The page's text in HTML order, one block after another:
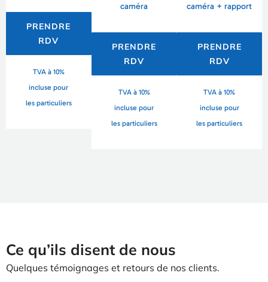
PRENDRE
RDV
TVA à 10%
incluse pour
les particuliers
caméra
PRENDRE
RDV
TVA à 10%
incluse pour
les particuliers
caméra + rapport
PRENDRE
RDV
TVA à 10%
incluse pour
les particuliers
Ce qu’ils disent de nous
Quelques témoignages et retours de nos clients.